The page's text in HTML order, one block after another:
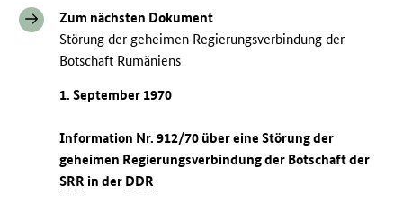
Zum nächsten Dokument
Störung der geheimen Regierungsverbindung der
Botschaft Rumäniens
1. September 1970
Information Nr. 912/70 über eine Störung der
geheimen Regierungsverbindung der Botschaft der
SRR in der DDR